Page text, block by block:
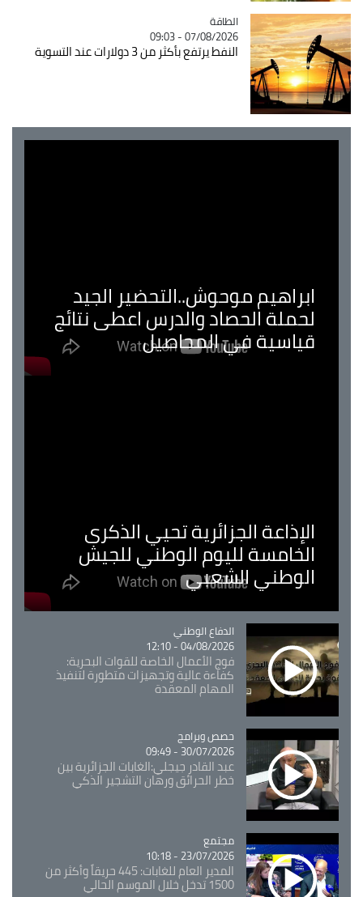
Catégorie
الطاقة
07/08/2026 - 09:03
النفط يرتفع بأكثر من 3 دولارات عند التسوية
ابراهيم موحوش..التحضير الجيد
لحملة الحصاد والدرس اعطى نتائج
قياسية في المحاصيل
الإذاعة الجزائرية تحيي الذكرى
الخامسة لليوم الوطني للجيش
الوطني الشعبي
Catégorie
الدفاع الوطني
04/08/2026 - 12:10
فوج الأعمال الخاصة للقوات البحرية:
كفاءة عالية وتجهيزات متطورة لتنفيذ
المهام المعقدة
Catégorie
حصص وبرامج
30/07/2026 - 09:49
عبد القادر جيجلي:الغابات الجزائرية بين
خطر الحرائق ورهان التشجير الذكي
Catégorie
مجتمع
23/07/2026 - 10:18
المدير العام للغابات: 445 حريقاً وأكثر من
1500 تدخل خلال الموسم الحالي